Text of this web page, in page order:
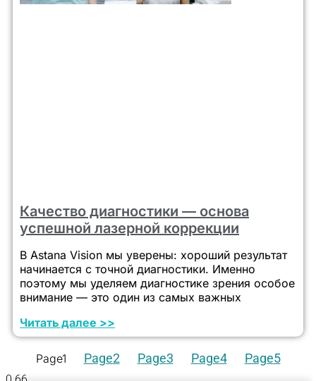
Качество диагностики — основа
успешной лазерной коррекции
В Astana Vision мы уверены: хороший результат
начинается с точной диагностики. Именно
поэтому мы уделяем диагностике зрения особое
внимание — это один из самых важных
Читать далее >>
Page1 Page2 Page3 Page4 Page5